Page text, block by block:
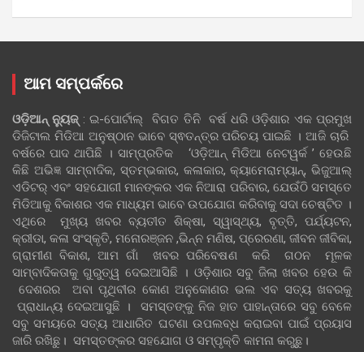
ଆମ ସମ୍ପର୍କରେ
ଓଡ଼ିଆନ୍‍ ନ୍ୟୁଜ୍‍: ଇ-ପୋର୍ଟାଲ୍ ବିଗତ ତିନି ବର୍ଷ ଧରି ଓଡ଼ିଶାର ଏକ ପ୍ରମୁଖ
ଡିଜିଟାଲ ମିଡିଆ ଅନୁଷ୍ଠାନ ଭାବେ ସ୍ଵତନ୍ତ୍ର ପରିଚୟ ପାଇଛି । ଆଜି ଚାରି
ବର୍ଷରେ ପାଦ ଥାପିଛି । ସାମ୍ପ୍ରତିକ ‘ଓଡ଼ିଆନ୍‍ ମିଡିଆ ନେଟୱର୍କ ’ ହେଉଛି
କିଛି ଅଭିଜ୍ଞ ସାମ୍ବାଦିକ, ସ୍ତମ୍ଭକାର, କଳାକାର, କ୍ୟାମେରାମ୍ୟାନ୍, ଭିଜୁଆଲ୍
ଏଡିଟର୍ ଏବଂ ସହଯୋଗୀ ମାନଙ୍କର ଏକ ନିଆରା ପରିବାର, ଯେଉଁଠି ସମସ୍ତେ
ମିଡିଆକୁ ବିକାଶର ଏକ ମାଧ୍ୟମ ଭାବେ ଉପଯୋଗ କରିବାକୁ ସଦା ଚେଷ୍ଟିତ ।
ଏଥିରେ ମୁଖ୍ୟ ଖବର ବ୍ୟତୀତ ଶିକ୍ଷା, ସ୍ୱାସ୍ଥ୍ୟ, ବୃତ୍ତି, ପର୍ଯ୍ୟଟନ,
କ୍ରୀଡା, କଳା ସଂସ୍କୃତି, ମନୋରଞ୍ଜନ ,ଭିନ୍ନ ମଣିଷ, ପ୍ରେରଣା, ଜୀବନ ଜୀବିକା,
ଗ୍ରାମୀଣ ବିକାଶ, ଆମ ଗାଁ ଖବର ପରିବେଷଣ କରି ଗଠନ ମୂଳକ
ସାମ୍ବାଦିକତାକୁ ଗୁରୁତ୍ୱ ଦେଇଆସିଛି । ଓଡ଼ିଶାର ସବୁ ଜିଲା ଖବର ହେଉ କି
ଦେଶରର ଅବା ପୃଥିବୀର କୋଣ ଅନୁକୋଣର ଭଲ ଏବ ସତ୍ୟ ଖବରକୁ
ପ୍ରାଧାନ୍ୟ ଦେଇଆସୁଛି । ସମସ୍ତଙ୍କୁ ନିଜ ହାତ ପାହାନ୍ତାରେ ସବୁ ବେଳେ
ସବୁ ସମୟରେ ସତ୍ୟ ଆଧାରିତ ଘଟଣା ଉପଲବ୍ଧ କରାଇବା ପାଇଁ ପ୍ରୟାସ
ଜାରି ରଖିଛୁ। ସମସ୍ତଙ୍କର ସହଯୋଗ ଓ ସମ୍ପୃକ୍ତି କାମନା କରୁଛୁ।